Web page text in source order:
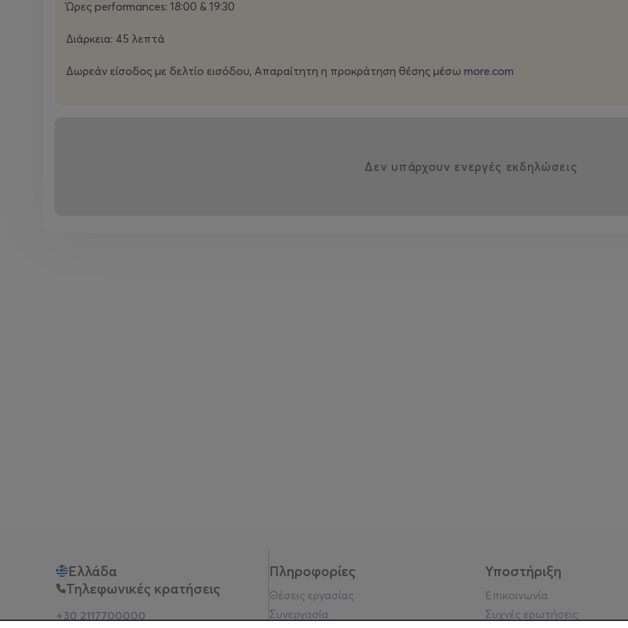
ελεύθερο;
Και κάπου ανάμεσα στα εκθέματα, τις σιωπές και τις φωνές, η έννοια της «ντίβας» απογυμνώνεται από τον μύθο της
Ώρες performances: 18:00 & 19:30
Διάρκεια: 45 λεπτά
Δωρεάν είσοδος με δελτίο εισόδου, Απαραίτητη η προκράτηση θέσης μέσω more.com
Δεν υπάρχουν ενεργές εκδηλώσεις
Ελλάδα
Τηλεφωνικές κρατήσεις
+30 2117700000
Πληροφορίες
Θέσεις εργασίας
Συνεργασία
Υποστήριξη
Επικοινωνία
Συχνές ερωτήσεις